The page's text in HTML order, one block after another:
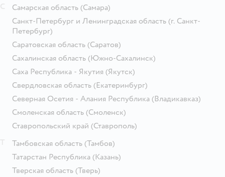
Самарская область (Самара)
Санкт-Петербург и Ленинградская область (г. Санкт-
Петербург)
Саратовская область (Саратов)
Сахалинская область (Южно-Сахалинск)
Саха Республика - Якутия (Якутск)
Свердловская область (Екатеринбург)
Северная Осетия - Алания Республика (Владикавказ)
Смоленская область (Смоленск)
Ставропольский край (Ставрополь)
Тамбовская область (Тамбов)
Татарстан Республика (Казань)
Тверская область (Тверь)